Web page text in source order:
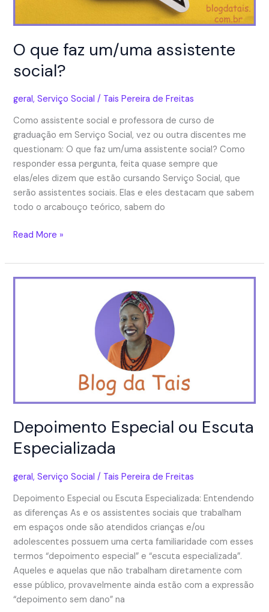
O que faz um/uma assistente
social?
geral,Serviço Social / Tais Pereira de Freitas
Como assistente social e professora de curso de
graduação em Serviço Social, vez ou outra discentes me
questionam: O que faz um/uma assistente social? Como
responder essa pergunta, feita quase sempre que
elas/eles dizem que estão cursando Serviço Social, que
serão assistentes sociais. Elas e eles destacam que sabem
todo o arcabouço teórico, sabem do
O
faz
um/uma
Read More »
Depoimento Especial ou Escuta
Especializada
geral,Serviço Social / Tais Pereira de Freitas
Depoimento Especial ou Escuta Especializada: Entendendo
as diferenças As e os assistentes sociais que trabalham
em espaços onde são atendidos crianças e/ou
adolescentes possuem uma certa familiaridade com esses
termos “depoimento especial” e “escuta especializada”.
Aqueles e aquelas que não trabalham diretamente com
esse público, provavelmente ainda estão com a expressão
“depoimento sem dano” na